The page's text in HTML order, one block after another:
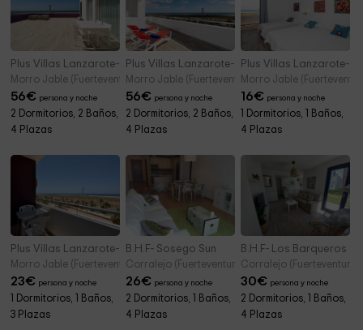
Plus Villas Lanzarote-Casa Atlántica Luxe Loft 658
Morro Jable (Fuerteventura)
56€ persona y noche
2 Dormitorios, 2 Baños,
4 Plazas
Plus Villas Lanzarote-Casa Atlántica Luxe Loft
Morro Jable (Fuerteventura)
56€ persona y noche
2 Dormitorios, 2 Baños,
4 Plazas
Plus Villas Lanzarote-
Morro Jable
16€ persona y noche
1 Dormitorios, 1 Baños,
4 Plazas
Plus Villas Lanzarote- Casa Atlántica 567
Morro Jable (Fuerteventura)
23€ persona y noche
1 Dormitorios, 1 Baños,
3 Plazas
B.H.F- Sosego Sun
Corralejo (Fuerteventura)
26€ persona y noche
2 Dormitorios, 1 Baños,
4 Plazas
B.H.F- Los Barqueros 9
Corralejo (Fuerteventura)
30€ persona y noche
2 Dormitorios, 1 Baños,
4 Plazas